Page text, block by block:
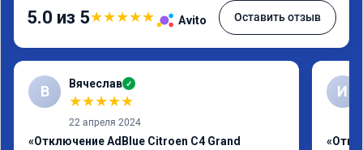
5.0 из 5★★★★★ Avito Оставить отзыв
В Вячеслав ✓
★★★★★
22 апреля 2024
«Отключение AdBlue Citroen C4 Grand
И